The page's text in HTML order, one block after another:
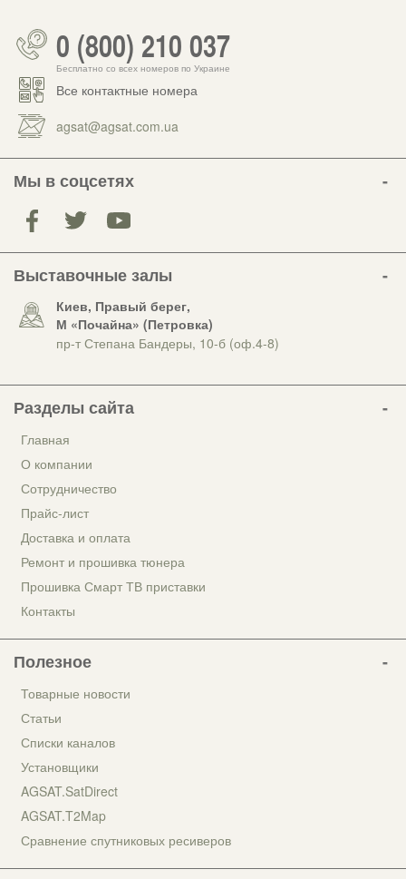
0 (800) 210 037
Бесплатно со всех номеров по Украине
Все контактные номера
agsat@agsat.com.ua
Мы в соцсетях
Выставочные залы
Киев, Правый берег,
М «Почайна» (Петровка)
пр-т Степана Бандеры, 10-б (оф.4-8)
Разделы сайта
Главная
О компании
Сотрудничество
Прайс-лист
Доставка и оплата
Ремонт и прошивка тюнера
Прошивка Смарт ТВ приставки
Контакты
Полезное
Товарные новости
Статьи
Списки каналов
Установщики
AGSAT.SatDirect
AGSAT.T2Map
Сравнение спутниковых ресиверов